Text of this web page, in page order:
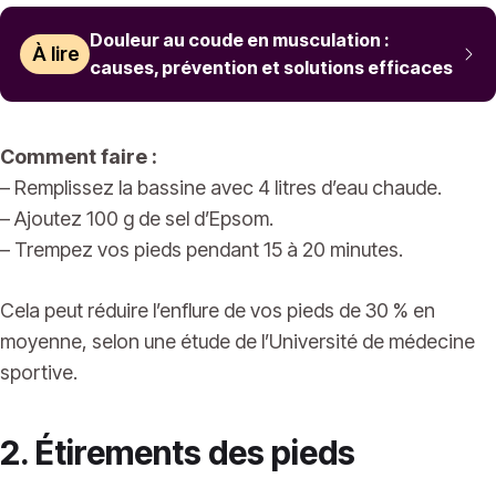
À lire
Douleur au coude en musculation :
causes, prévention et solutions efficaces
Comment faire :
– Remplissez la bassine avec 4 litres d’eau chaude.
– Ajoutez 100 g de sel d’Epsom.
– Trempez vos pieds pendant 15 à 20 minutes.
Cela peut réduire l’enflure de vos pieds de 30 % en
moyenne, selon une étude de l’Université de médecine
sportive.
2. Étirements des pieds